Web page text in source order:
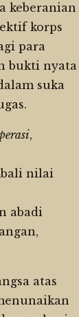
keberanian
korps
para
bukti nyata
suka
,
nilai
abadi
atas